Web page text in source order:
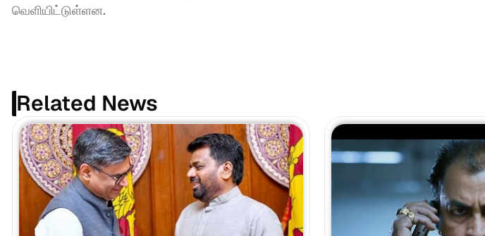
வெளியிட்டுள்ளன.
Related News